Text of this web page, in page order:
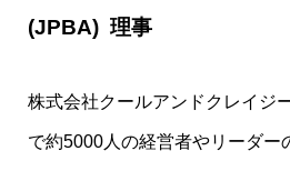
(JPBA) 理事
株式会社クールアンドクレイジ
で約5000人の経営者やリーダー